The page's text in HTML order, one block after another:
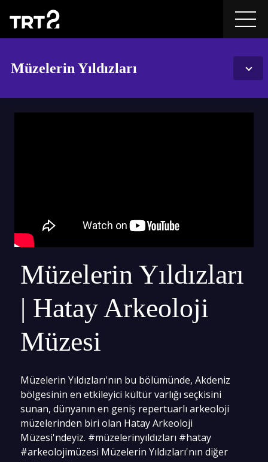
Müzelerin Yıldızları
Müzelerin Yıldızları
| Hatay Arkeoloji
Müzesi
Müzelerin Yıldızları'nın bu bölümünde, Akdeniz
bölgesinin en etkileyici kültür varlığı seçkisini
sunan, dünyanın en geniş repertuarlı arkeoloji
müzelerinden biri olan Hatay Arkeoloji
Müzesi'ndeyiz. #müzelerinyıldızları #hatay
#arkeolojimüzesi Müzelerin Yıldızları'nın diğer